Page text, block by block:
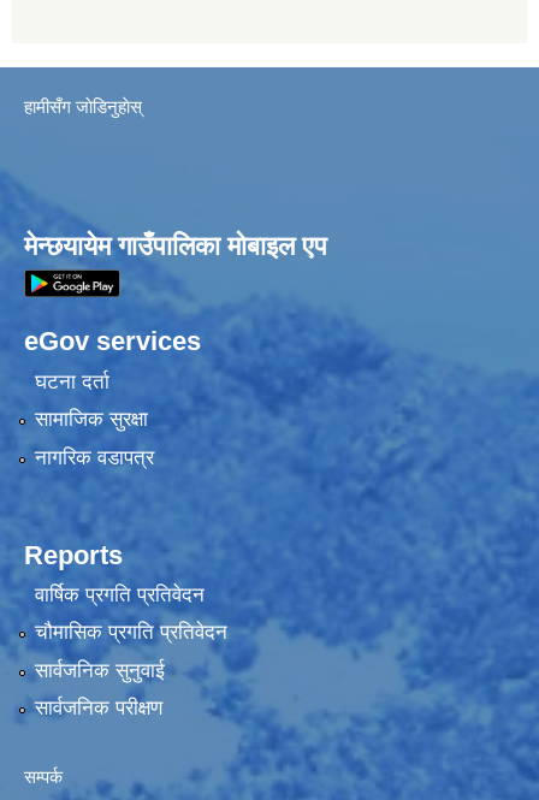
हामीसँग जाेडिनुहाेस्
मेन्छयायेम गाउँपालिका मोबाइल एप
eGov services
घटना दर्ता
सामाजिक सुरक्षा
नागरिक वडापत्र
Reports
वार्षिक प्रगति प्रतिवेदन
चौमासिक प्रगति प्रतिवेदन
सार्वजनिक सुनुवाई
सार्वजनिक परीक्षण
सम्पर्क